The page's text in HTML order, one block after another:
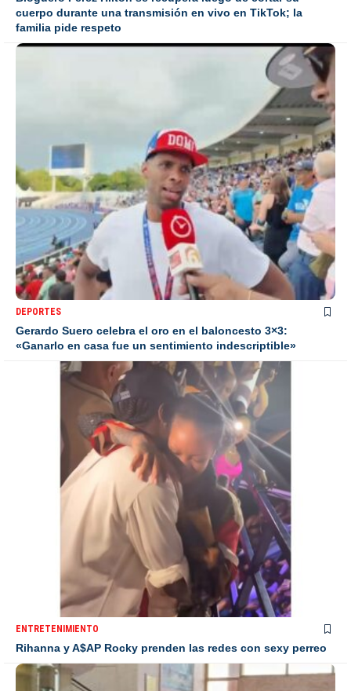
cuerpo durante una transmisión en vivo en TikTok; la
familia pide respeto
DEPORTES
Gerardo Suero celebra el oro en el baloncesto 3×3:
«Ganarlo en casa fue un sentimiento indescriptible»
ENTRETENIMIENTO
Rihanna y A$AP Rocky prenden las redes con sexy perreo